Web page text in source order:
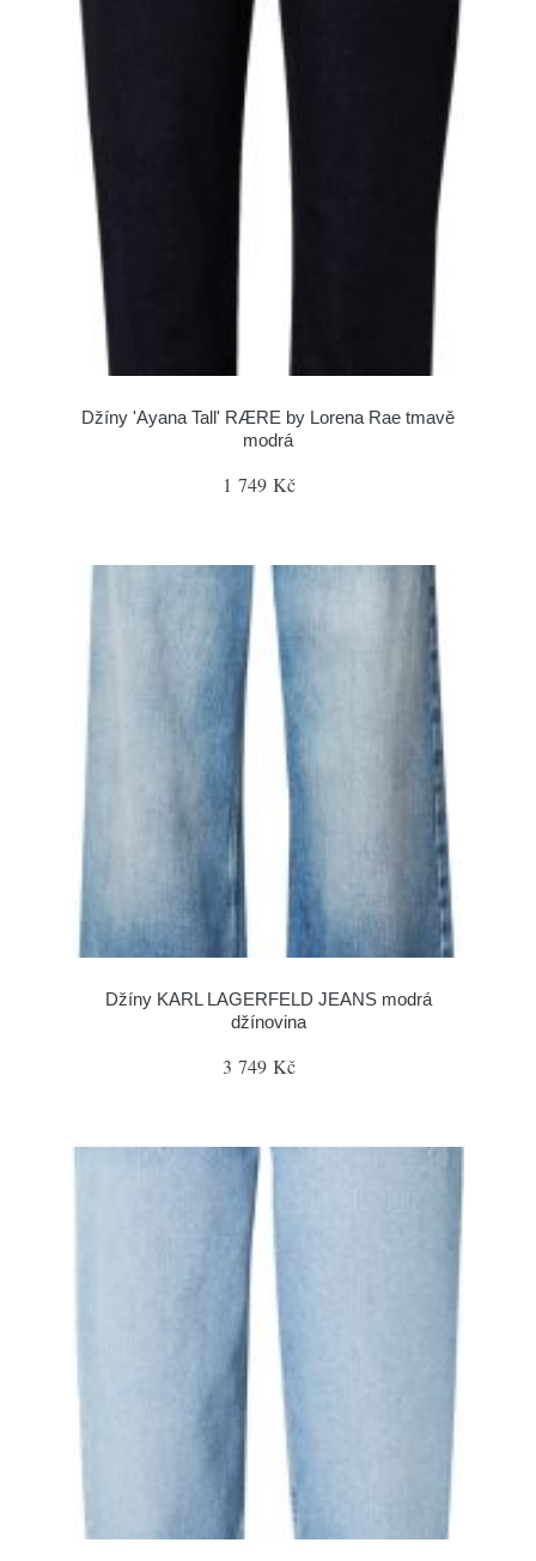
Džíny 'Ayana Tall' RÆRE by Lorena Rae tmavě
modrá
1 749 Kč
Džíny KARL LAGERFELD JEANS modrá
džínovina
3 749 Kč